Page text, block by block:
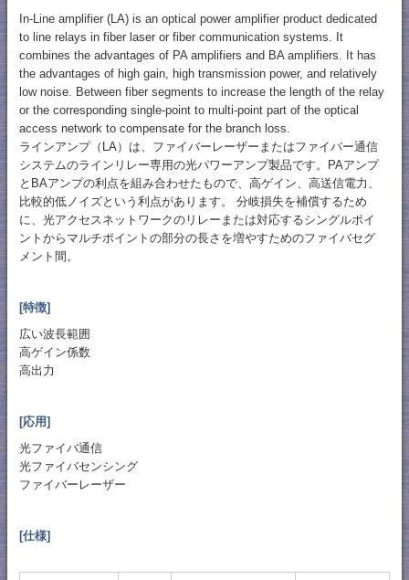
In-Line amplifier (LA) is an optical power amplifier product dedicated
to line relays in fiber laser or fiber communication systems. It
combines the advantages of PA amplifiers and BA amplifiers. It has
the advantages of high gain, high transmission power, and relatively
low noise. Between fiber segments to increase the length of the relay
or the corresponding single-point to multi-point part of the optical
access network to compensate for the branch loss.
ラインアンプ（LA）は、ファイバーレーザーまたはファイバー通信
システムのラインリレー専用の光パワーアンプ製品です。PAアンプ
とBAアンプの利点を組み合わせたもので、高ゲイン、高送信電力、
比較的低ノイズという利点があります。 分岐損失を補償するため
に、光アクセスネットワークのリレーまたは対応するシングルポイ
ントからマルチポイントの部分の長さを増やすためのファイバセグ
メント間。
[特徴]
広い波長範囲
高ゲイン係数
高出力
[応用]
光ファイバ通信
光ファイバセンシング
ファイバーレーザー
[仕様]